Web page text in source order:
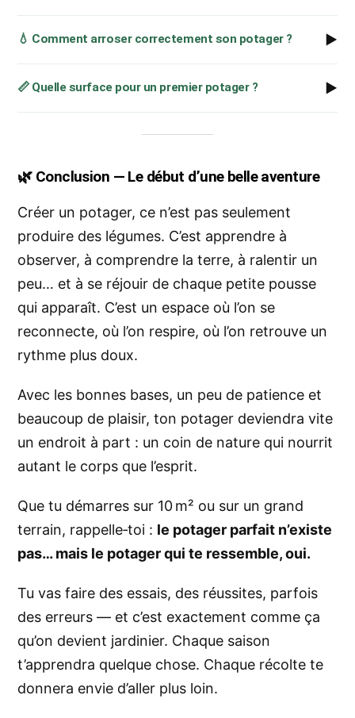
💧 Comment arroser correctement son potager ? ▶
📏 Quelle surface pour un premier potager ? ▶
🌿 Conclusion — Le début d’une belle aventure
Créer un potager, ce n’est pas seulement
produire des légumes. C’est apprendre à
observer, à comprendre la terre, à ralentir un
peu… et à se réjouir de chaque petite pousse
qui apparaît. C’est un espace où l’on se
reconnecte, où l’on respire, où l’on retrouve un
rythme plus doux.
Avec les bonnes bases, un peu de patience et
beaucoup de plaisir, ton potager deviendra vite
un endroit à part : un coin de nature qui nourrit
autant le corps que l’esprit.
Que tu démarres sur 10 m² ou sur un grand
terrain, rappelle‑toi : le potager parfait n’existe
pas… mais le potager qui te ressemble, oui.
Tu vas faire des essais, des réussites, parfois
des erreurs — et c’est exactement comme ça
qu’on devient jardinier. Chaque saison
t’apprendra quelque chose. Chaque récolte te
donnera envie d’aller plus loin.